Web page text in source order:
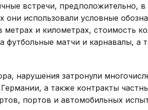
встречи, предположительно, в
они использовали условные
метрах и километрах, стоимость
футбольные матчи и карнавалы, а
нарушения затронули
а также контракты
портов и автомобильных